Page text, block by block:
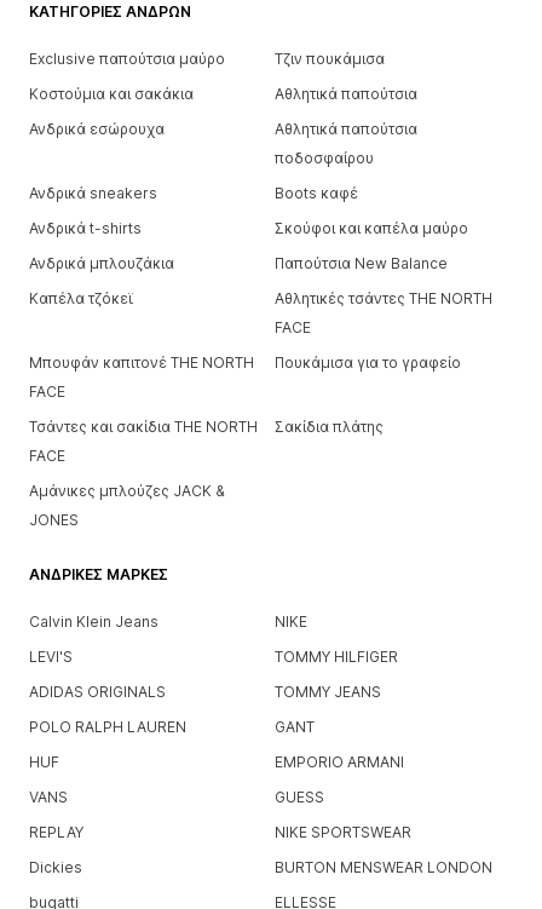
ΚΑΤΗΓΟΡΊΕΣ ΑΝΔΡΏΝ
Exclusive παπούτσια μαύρο
Τζιν πουκάμισα
Κοστούμια και σακάκια
Αθλητικά παπούτσια
Ανδρικά εσώρουχα
Αθλητικά παπούτσια
ποδοσφαίρου
Ανδρικά sneakers
Boots καφέ
Ανδρικά t-shirts
Σκούφοι και καπέλα μαύρο
Ανδρικά μπλουζάκια
Παπούτσια New Balance
Καπέλα τζόκεϊ
Αθλητικές τσάντες THE NORTH
FACE
Μπουφάν καπιτονέ THE NORTH
FACE
Πουκάμισα για το γραφείο
Τσάντες και σακίδια THE NORTH
FACE
Σακίδια πλάτης
Αμάνικες μπλούζες JACK &
JONES
ΑΝΔΡΙΚΈΣ ΜΆΡΚΕΣ
Calvin Klein Jeans
NIKE
LEVI'S
TOMMY HILFIGER
ADIDAS ORIGINALS
TOMMY JEANS
POLO RALPH LAUREN
GANT
HUF
EMPORIO ARMANI
VANS
GUESS
REPLAY
NIKE SPORTSWEAR
Dickies
BURTON MENSWEAR LONDON
bugatti
ELLESSE